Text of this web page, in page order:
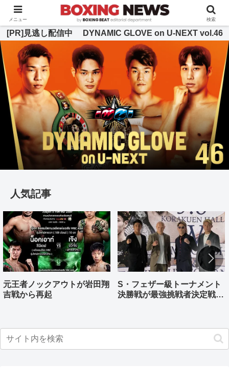
BOXING BEAT [ボクシング・ビート] 公式サイト
[PR]見逃し配信中 DYNAMIC GLOVE on U-NEXT vol.46
人気記事
元王者ノックアウトが岩田翔
吉戦から再起
S・フェザー級トーナメント
決勝戦が最強挑戦者決定戦兼
メニュー 検索